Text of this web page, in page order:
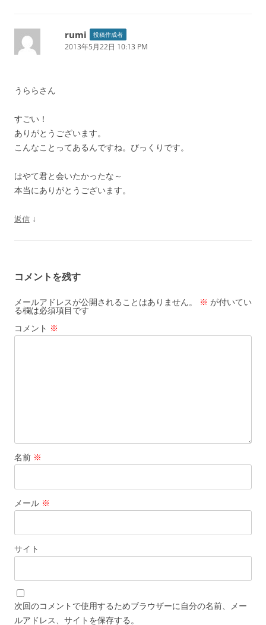
rumi 投稿作成者
2013年5月22日 10:13 PM
うららさん
すごい！
ありがとうございます。
こんなことってあるんですね。びっくりです。
はやて君と会いたかったな～
本当にありがとうございます。
返信 ↓
コメントを残す
メールアドレスが公開されることはありません。 ※ が付いてい
る欄は必須項目です
コメント ※
名前 ※
メール ※
サイト
次回のコメントで使用するためブラウザーに自分の名前、メー
ルアドレス、サイトを保存する。